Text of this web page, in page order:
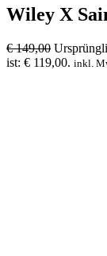
Wiley X
€149,00
ist: € 119,00. inkl.